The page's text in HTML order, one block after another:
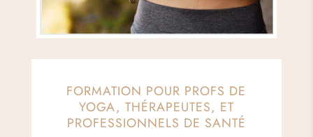
FORMATION POUR PROFS DE
YOGA, THÉRAPEUTES, ET
PROFESSIONNELS DE SANTÉ